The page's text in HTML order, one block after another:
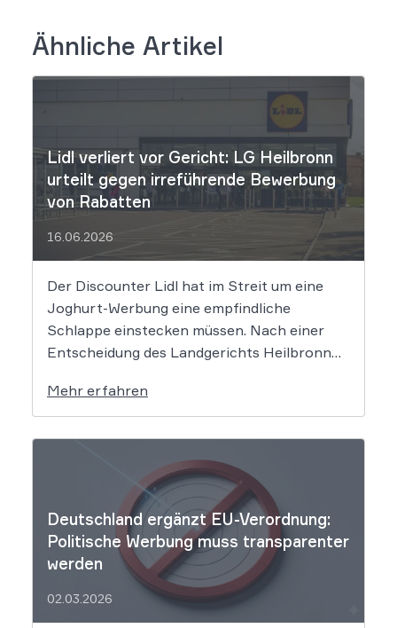
Ähnliche Artikel
Lidl verliert vor Gericht: LG Heilbronn
urteilt gegen irreführende Bewerbung
von Rabatten
16.06.2026
Der Discounter Lidl hat im Streit um eine
Joghurt-Werbung eine empfindliche
Schlappe einstecken müssen. Nach einer
Entscheidung des Landgerichts Heilbronn
wenn er Produkte als „Aktion“ mit massiven
Rabatten bewirbt, die Preise in Wahrheit
aber nie zuvor selbst verlangt hat. Das Urteil
setzt klare Grenzen […]
Mehr erfahren
Deutschland ergänzt EU-Verordnung:
Politische Werbung muss transparenter
werden
02.03.2026